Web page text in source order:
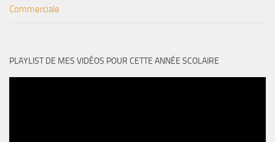
Commerciale
PLAYLIST DE MES VIDÉOS POUR CETTE ANNÉE SCOLAIRE